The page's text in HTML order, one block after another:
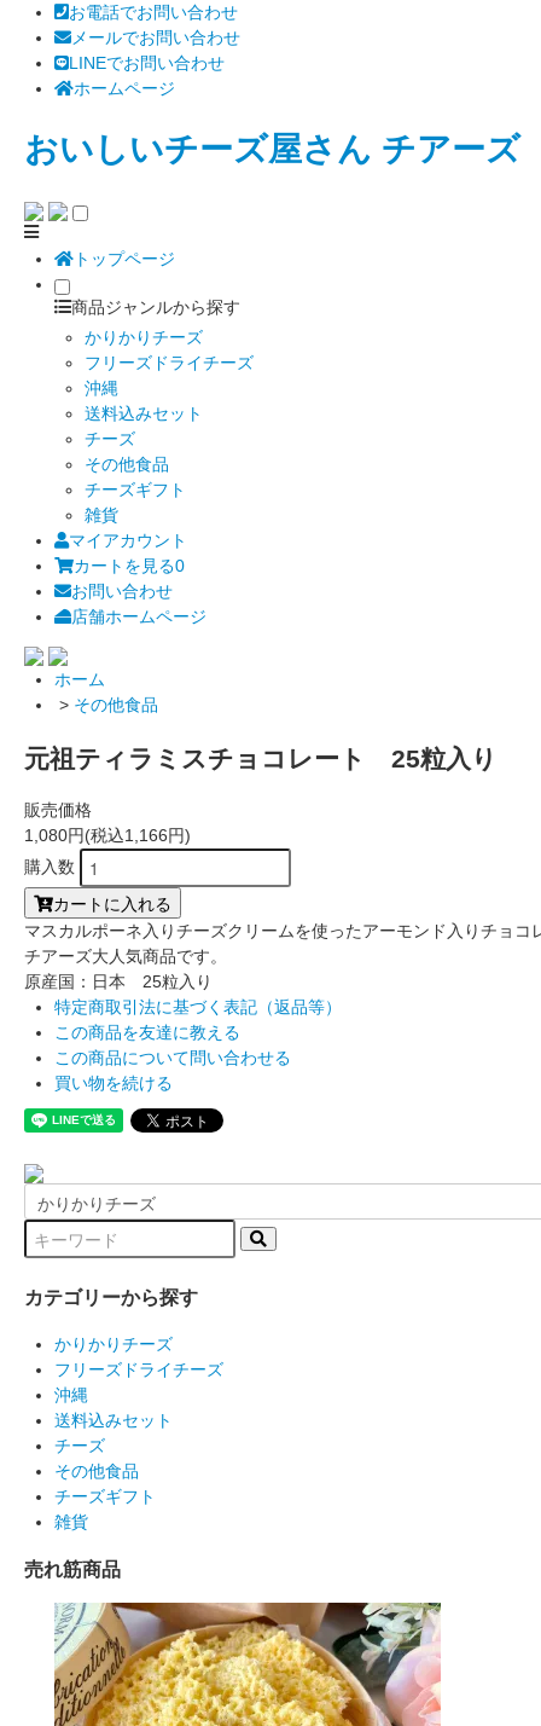
お電話でお問い合わせ
メールでお問い合わせ
LINEでお問い合わせ
ホームページ
おいしいチーズ屋さん チアーズ
トップページ
商品ジャンルから探す
かりかりチーズ
フリーズドライチーズ
沖縄
送料込みセット
チーズ
その他食品
チーズギフト
雑貨
マイアカウント
カートを見る0
お問い合わせ
店舗ホームページ
ホーム
> その他食品
元祖ティラミスチョコレート 25粒入り
販売価格
1,080円(税込1,166円)
購入数
カートに入れる
マスカルポーネ入りチーズクリームを使ったアーモンド入りチョコ
チアーズ大人気商品です。
原産国：日本 25粒入り
特定商取引法に基づく表記（返品等）
この商品を友達に教える
この商品について問い合わせる
買い物を続ける
カテゴリーから探す
かりかりチーズ
フリーズドライチーズ
沖縄
送料込みセット
チーズ
その他食品
チーズギフト
雑貨
売れ筋商品